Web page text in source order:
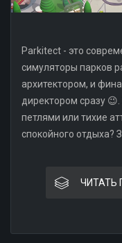
Parkitect - это
симуляторы парков
архитектором, и
директором сразу
петлями или тихие
спокойного отдыха?
ЧИТАТЬ